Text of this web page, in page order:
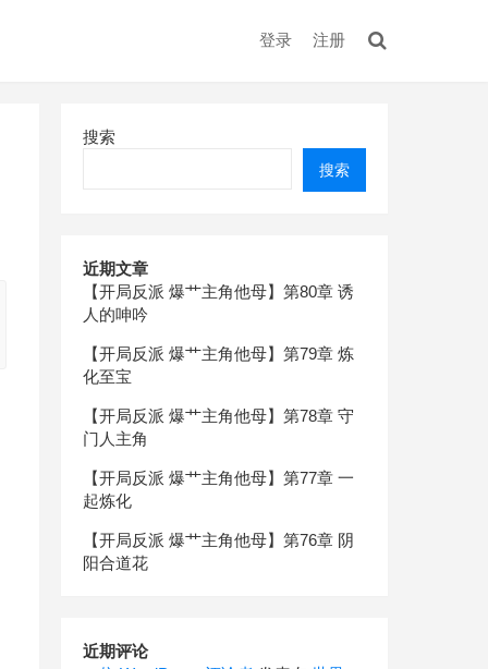
登录 注册
搜索
搜索
近期文章
【开局反派 爆艹主角他母】第80章 诱
人的呻吟
【开局反派 爆艹主角他母】第79章 炼
化至宝
【开局反派 爆艹主角他母】第78章 守
门人主角
【开局反派 爆艹主角他母】第77章 一
起炼化
【开局反派 爆艹主角他母】第76章 阴
阳合道花
近期评论